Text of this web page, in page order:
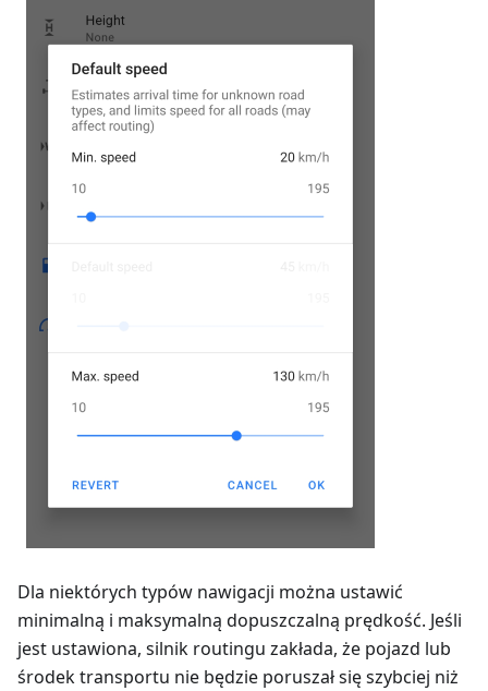
Dla niektórych typów nawigacji można ustawić
minimalną i maksymalną dopuszczalną prędkość. Jeśli
jest ustawiona, silnik routingu zakłada, że pojazd lub
środek transportu nie będzie poruszał się szybciej niż